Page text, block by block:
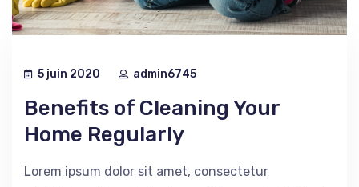
5 juin 2020 admin6745
Benefits of Cleaning Your
Home Regularly
Lorem ipsum dolor sit amet, consectetur